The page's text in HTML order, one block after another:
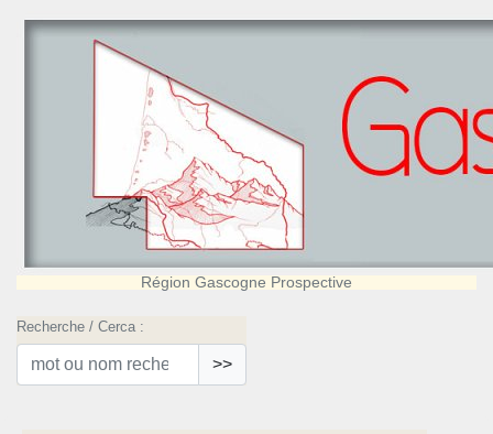
Région Gascogne Prospective
Recherche / Cerca :
>>